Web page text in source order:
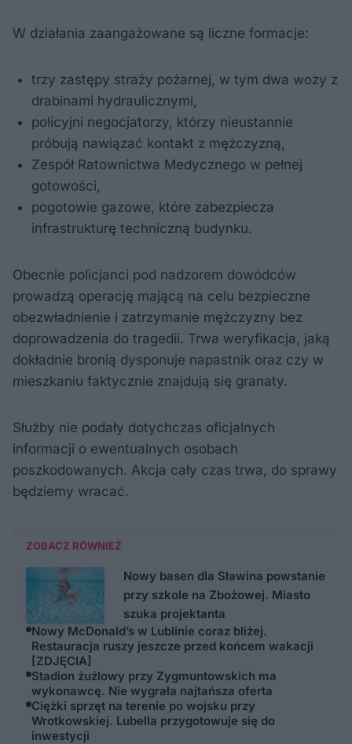
W działania zaangażowane są liczne formacje:
trzy zastępy straży pożarnej, w tym dwa wozy z
drabinami hydraulicznymi,
policyjni negocjatorzy, którzy nieustannie
próbują nawiązać kontakt z mężczyzną,
Zespół Ratownictwa Medycznego w pełnej
gotowości,
pogotowie gazowe, które zabezpiecza
infrastrukturę techniczną budynku.
Obecnie policjanci pod nadzorem dowódców
prowadzą operację mającą na celu bezpieczne
obezwładnienie i zatrzymanie mężczyzny bez
doprowadzenia do tragedii. Trwa weryfikacja, jaką
dokładnie bronią dysponuje napastnik oraz czy w
mieszkaniu faktycznie znajdują się granaty.
Służby nie podały dotychczas oficjalnych
informacji o ewentualnych osobach
poszkodowanych. Akcja cały czas trwa, do sprawy
będziemy wracać.
ZOBACZ RÓWNIEŻ
Nowy basen dla Sławina powstanie
przy szkole na Zbożowej. Miasto
szuka projektanta
Nowy McDonald’s w Lublinie coraz bliżej.
Restauracja ruszy jeszcze przed końcem wakacji
[ZDJĘCIA]
Stadion żużlowy przy Zygmuntowskich ma
wykonawcę. Nie wygrała najtańsza oferta
Ciężki sprzęt na terenie po wojsku przy
Wrotkowskiej. Lubella przygotowuje się do
inwestycji